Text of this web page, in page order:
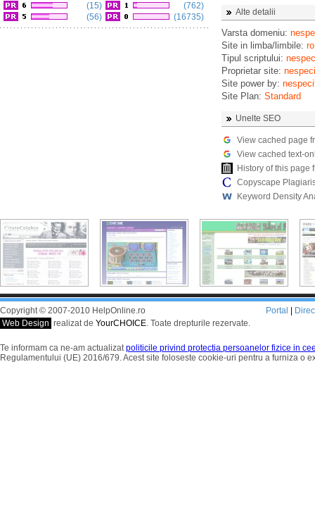
(15)
(56)
(762)
(16735)
Alte detalii
Varsta domeniu:
Site in limba/limbile: ro
Tipul scriptului:
Proprietar site:
Site power by:
Site Plan: Standard
Unelte SEO
View cached page
View cached text-
History of this page
Copyscape
Keyword Density
Copyright © 2007-2010 HelpOnline.ro
Web Design realizat de YourCHOICE. Toate drepturile rezervate.
Portal
Te informam ca ne-am actualizatpoliticile privind protectia persoanelor fizice in
Regulamentului (UE) 2016/679. Acest site foloseste cookie-uri pentru a furniza o